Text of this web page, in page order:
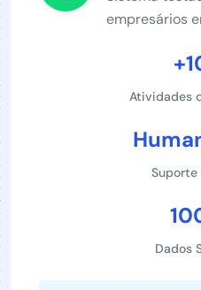
empresários
Atividades
Suporte
Dados